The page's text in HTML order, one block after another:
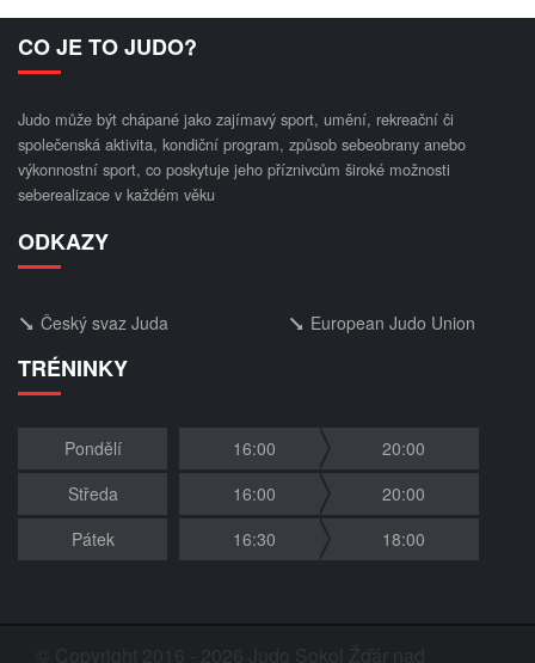
CO JE TO JUDO?
Judo může být chápané jako zajímavý sport, umění, rekreační či
společenská aktivita, kondiční program, způsob sebeobrany anebo
výkonnostní sport, co poskytuje jeho příznivcům široké možnosti
seberealizace v každém věku
ODKAZY
Český svaz Juda European Judo Union
TRÉNINKY
Pondělí 16:00
20:00
Středa
16:00
20:00
Pátek
16:30 18:00
© Copyright 2016 - 2026 Judo Sokol Žďár nad